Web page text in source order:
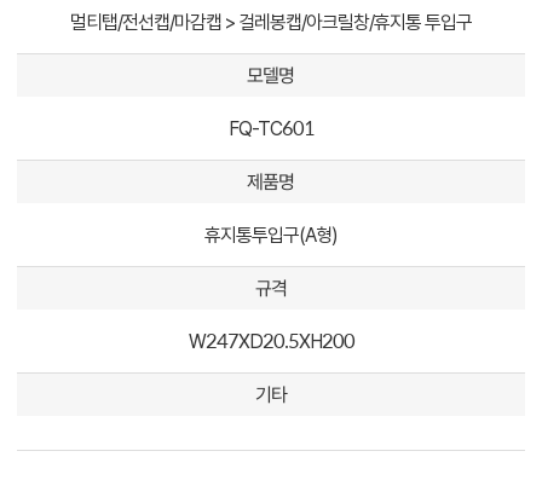
멀티탭/전선캡/마감캡 > 걸레봉캡/아크릴창/휴지통 투입구
모델명
FQ-TC601
제품명
휴지통투입구(A형)
규격
W247XD20.5XH200
기타